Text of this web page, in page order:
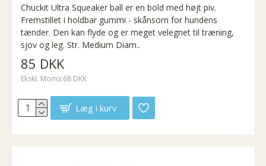
Chuckit Ultra Squeaker ball er en bold med højt piv.
Fremstillet i holdbar gummi - skånsom for hundens
tænder. Den kan flyde og er meget velegnet til træning,
sjov og leg. Str. Medium Diam..
85 DKK
Ekskl. Moms:68 DKK
Læg i kurv